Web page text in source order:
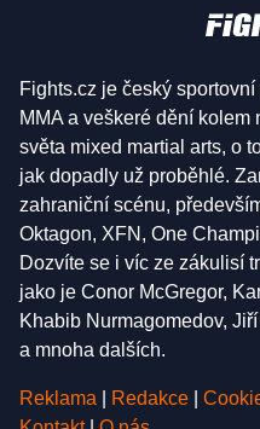
Fights.cz je český
MMA a veškeré dění
světa mixed martial arts, o
jak dopadly už proběhlé.
zahraniční scénu,
Oktagon, XFN, One
Dozvíte se i víc ze zákulisí
jako je Conor McGregor,
Khabib Nurmagomedov,
a mnoha dalších.
Reklama Redakce